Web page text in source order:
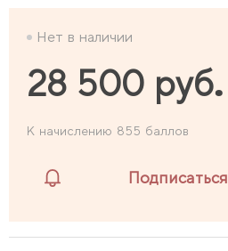
Нет в наличии
28 500 руб.
К начислению 855 баллов
Подписаться